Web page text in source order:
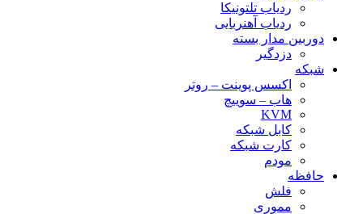
ردیاب تلتونیکا
ردیاب آهنربایی
دوربین مدار بسته
دزدگیر
شبکه
اکسس پوینت – روتر
هاب – سوییچ
KVM
کابل شبکه
کارت شبکه
مودم
حافظه
فلش
مموری